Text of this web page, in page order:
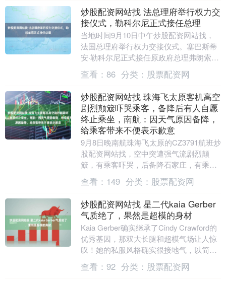
炒股配资网站找 法总理府举行权力交
接仪式，勒科尔尼正式接任总理
当地时间9月10日中午炒股配资网站找，
法国总理府举行权力交接仪式。塞巴斯蒂
安·勒科尔尼正式接任原政府总理弗朗索瓦·
贝鲁，履行法国总理一职。勒科尔尼9日晚
间被马克....
查看： 86 分类： 股票配资网
炒股配资网站找 珠海飞太原客机高空
剧烈颠簸吓哭乘客，备降后有人自愿
终止乘坐，南航：因天气原因备降，
给乘客带来不便表示歉意
9月8日晚南航珠海飞太原的CZ3791航班炒
股配资网站找，空中突遭强气流剧烈颠
簸，有乘客吓哭，后备降石家庄，有乘客
选择自愿终止乘坐。 记者从南航证实，飞
机出现特....
查看： 149 分类： 股票配资网
炒股配资网站找 星二代kaia Gerber
气质绝了，果然是超模的身材
Kaia Gerber确实继承了Cindy Crawford的
优秀基因，那双大长腿和超模气场让人惊
叹！她的私服风格确实很接地气，以简约
舒适为主，黑白灰T恤、开衫....
查看： 92 分类： 股票配资网